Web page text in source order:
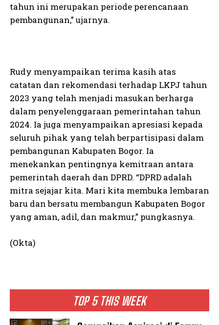
TOP 5 THIS WEEK
tahun ini merupakan periode perencanaan
pembangunan,” ujarnya.
Rudy menyampaikan terima kasih atas
catatan dan rekomendasi terhadap LKPJ tahun
2023 yang telah menjadi masukan berharga
dalam penyelenggaraan pemerintahan tahun
2024. Ia juga menyampaikan apresiasi kepada
seluruh pihak yang telah berpartisipasi dalam
pembangunan Kabupaten Bogor. Ia
menekankan pentingnya kemitraan antara
pemerintah daerah dan DPRD. “DPRD adalah
mitra sejajar kita. Mari kita membuka lembaran
baru dan bersatu membangun Kabupaten Bogor
yang aman, adil, dan makmur,” pungkasnya.
(Okta)